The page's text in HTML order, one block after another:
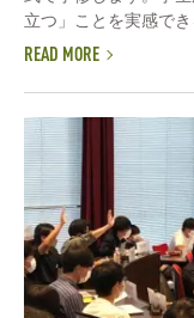
立つ」ことを実感でき
READ MORE